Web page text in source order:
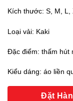
Kích thước: S, M, L,
Loại vải: Kaki
Đặc điểm: thấm hút
Kiểu dáng: áo liền
Đặt